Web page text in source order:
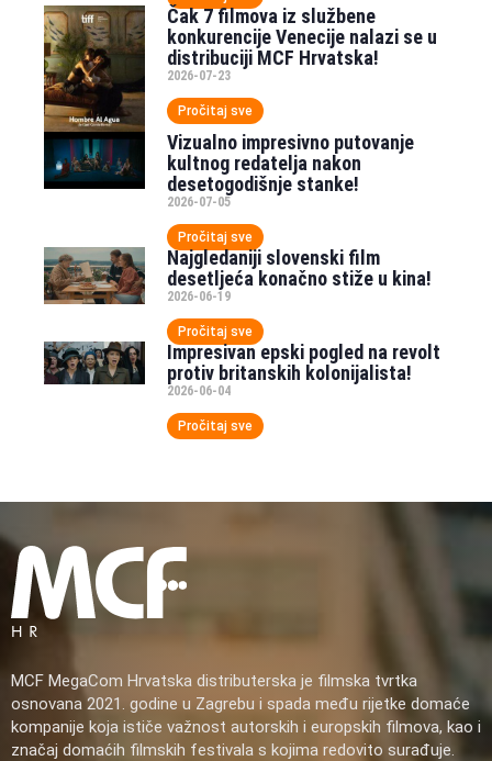
Čak 7 filmova iz službene
konkurencije Venecije nalazi se u
distribuciji MCF Hrvatska!
2026-07-23
Pročitaj sve
Vizualno impresivno putovanje
kultnog redatelja nakon
desetogodišnje stanke!
2026-07-05
Pročitaj sve
Najgledaniji slovenski film
desetljeća konačno stiže u kina!
2026-06-19
Pročitaj sve
Impresivan epski pogled na revolt
protiv britanskih kolonijalista!
2026-06-04
Pročitaj sve
MCF MegaCom Hrvatska distributerska je filmska tvrtka
osnovana 2021. godine u Zagrebu i spada među rijetke domaće
kompanije koja ističe važnost autorskih i europskih filmova, kao i
značaj domaćih filmskih festivala s kojima redovito surađuje.